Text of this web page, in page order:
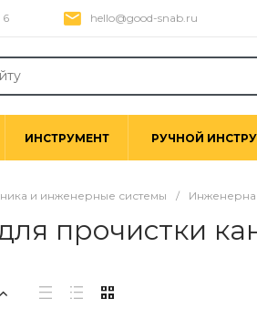
6 hello@good-snab.ru
ИНСТРУМЕНТ РУЧНОЙ
и инженерные системы /
прочистки